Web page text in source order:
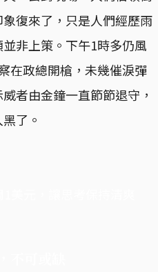
復來了，只是人們經歷雨
非上策。下午1時多仍風
在政總開槍，未幾催淚彈
者由金鐘一直節節退守，
了。